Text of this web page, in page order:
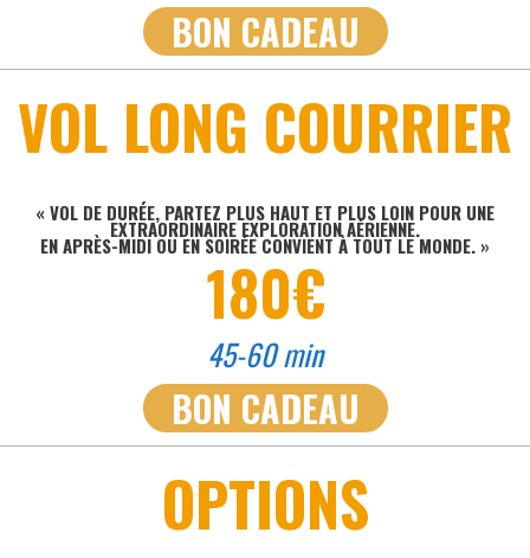
BON CADEAU
VOL LONG COURRIER
« VOL DE DURÉE, PARTEZ PLUS HAUT ET PLUS LOIN POUR UNE
EXTRAORDINAIRE EXPLORATION AÉRIENNE.
EN APRÈS-MIDI OU EN SOIRÉE CONVIENT À TOUT LE MONDE. »
180€
45-60 min
BON CADEAU
OPTIONS